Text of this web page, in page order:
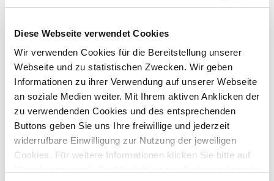
Diese Webseite verwendet Cookies
Wir verwenden Cookies für die Bereitstellung unserer
Webseite und zu statistischen Zwecken. Wir geben
Informationen zu ihrer Verwendung auf unserer Webseite
an soziale Medien weiter. Mit Ihrem aktiven Anklicken der
zu verwendenden Cookies und des entsprechenden
Buttons geben Sie uns Ihre freiwillige und jederzeit
widerrufbare Einwilligung zur Nutzung der jeweiligen
Cookies. Für weitere Informationen klicken Sie bitte auf
http://cme.thieme.de"
Oswald-Hesse-Straße 50, 70469
Stuttgart
Anbieter:
Georg Thieme Verlag KG
Ansprechpartner: